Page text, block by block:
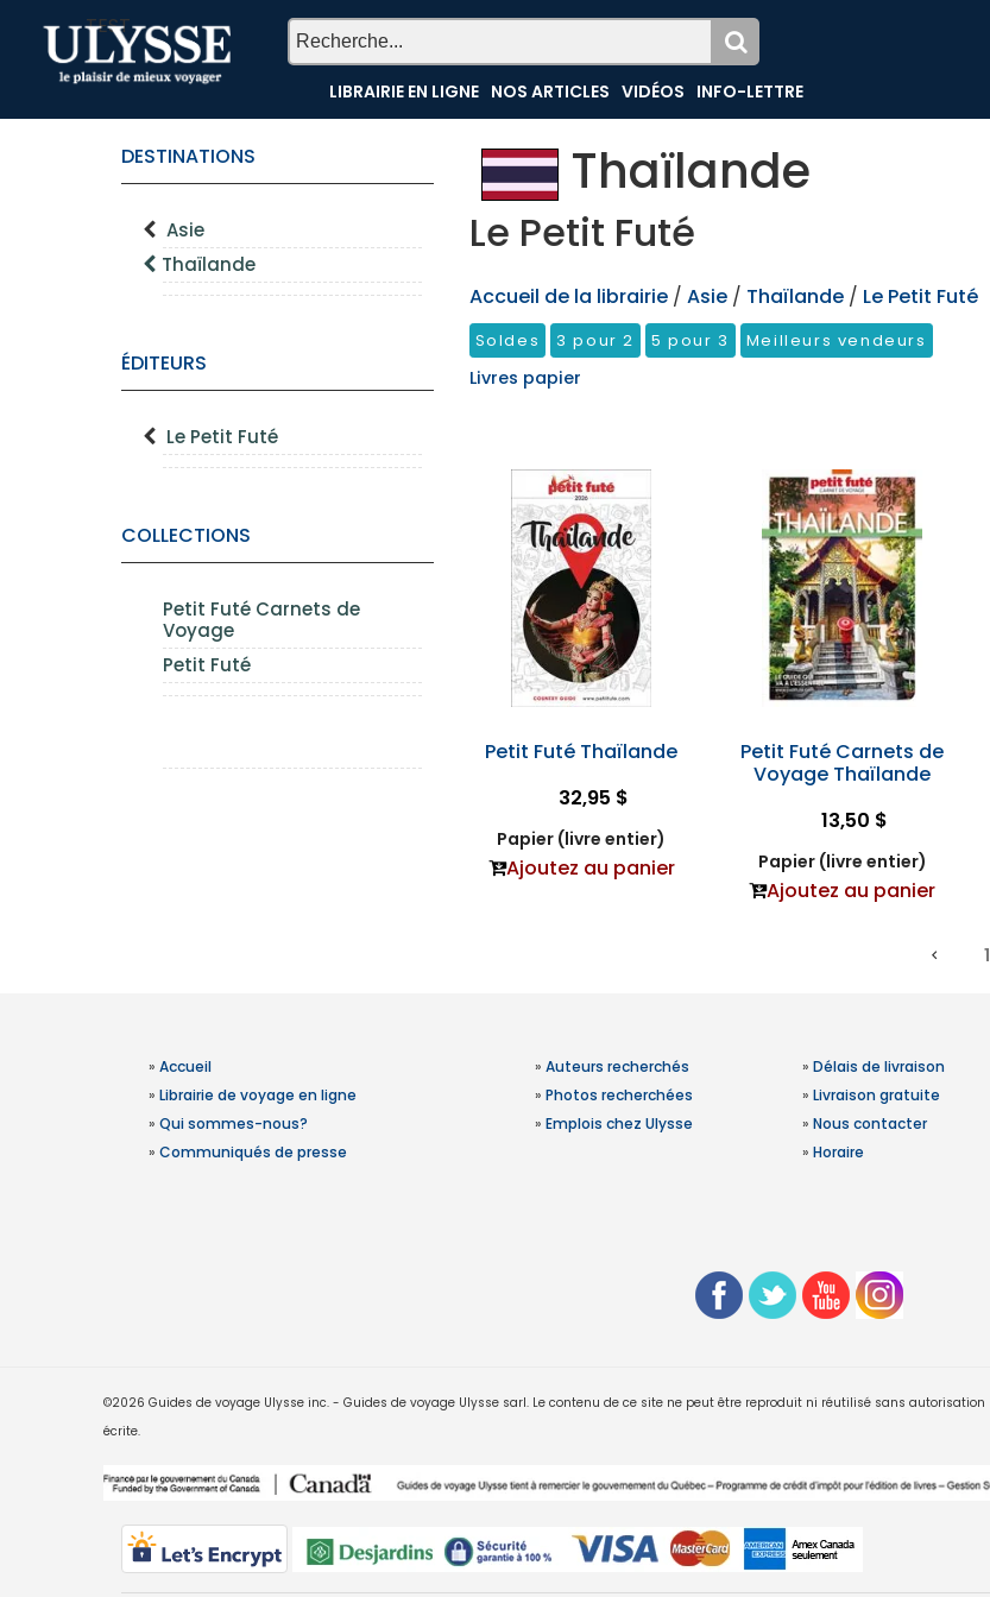
TEST
LIBRAIRIE EN LIGNE NOS ARTICLES VIDÉOS INFO-LETTRE
DESTINATIONS
Asie
Thaïlande
ÉDITEURS
Le Petit Futé
COLLECTIONS
Petit Futé Carnets de
Voyage
Petit Futé
Thaïlande
Le Petit Futé
Accueil de la librairie / Asie / Thaïlande / Le Petit Futé
Soldes 3 pour 2 5 pour 3 Meilleurs vendeurs
Livres papier
Petit Futé Thaïlande
32,95 $
Papier (livre entier)
Ajoutez au panier
Petit Futé Carnets de
Voyage Thaïlande
13,50 $
Papier (livre entier)
Ajoutez au panier
1
» Accueil
» Librairie de voyage en ligne
» Qui sommes-nous?
» Communiqués de presse
» Auteurs recherchés
» Photos recherchées
» Emplois chez Ulysse
» Délais de livraison
» Livraison gratuite
» Nous contacter
» Horaire
©2026 Guides de voyage Ulysse inc. - Guides de voyage Ulysse sarl. Le contenu de ce site ne peut être reproduit ni réutilisé sans autorisation
écrite.